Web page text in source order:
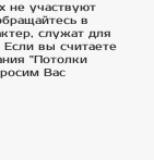
не участвуют
в
служат для
вы считаете
"Потолки
Вас